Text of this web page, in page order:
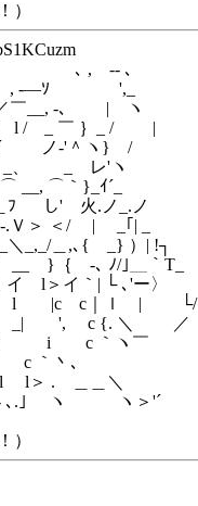
）
､
',_
-､ | ヽ
｝_ / |
-'＾ヽ} /
、 _ レ'ヽ
⌒｀}_ｲ´_
' 火.ノ_.ノ
＜/ | _｢| _
＿,､{ _} ）| !┐
/｣＿｀T_
｀| └ ､'ー〉
c｜ｌ | └/
c {. ＼ ／
i c ｀ヽ￣
｀丶､
. ＿＿＼
ヽ ヽ＞'´
）